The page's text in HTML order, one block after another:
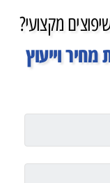
מקצועי?
וייעוץ